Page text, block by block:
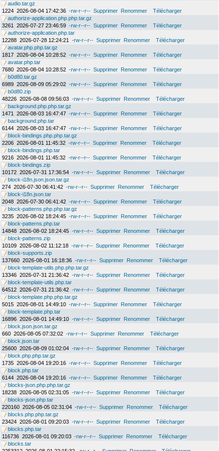
audio.tar.gz
1224 2026-08-04 17:42:36 -rw-r--r-- Supprimer Renommer
Télécharger
authorize-application.php.php.tar.gz
3261
2026-07-27 23:46:59 -rw-r--r-- Supprimer Renommer
Télécharger
authorize-application.php.tar
12288 2026-07-28 12:24:21 -rw-r--r-- Supprimer Renommer
Télécharger
avatar.php.php.tar.gz
1817 2026-08-04 10:28:52 -rw-r--r-- Supprimer Renommer
Télécharger
avatar.php.tar
7680 2026-08-04 10:28:52 -rw-r--r-- Supprimer Renommer
Télécharger
b0d80.tar.gz
6989 2026-08-09 05:29:02 -rw-r--r-- Supprimer Renommer
Télécharger
b0d80.zip
48226 2026-08-08 09:56:03 -rw-r--r-- Supprimer Renommer
Télécharger
background.php.php.tar.gz
1471
2026-08-03 16:47:47 -rw-r--r-- Supprimer Renommer
Télécharger
background.php.tar
6144 2026-08-03 16:47:47 -rw-r--r-- Supprimer Renommer
Télécharger
block-bindings.php.php.tar.gz
2206 2026-08-01 11:45:32 -rw-r--r-- Supprimer Renommer
Télécharger
block-bindings.php.tar
9216 2026-08-01 11:45:32 -rw-r--r-- Supprimer Renommer
Télécharger
block-bindings.zip
10172 2026-07-31 17:36:54 -rw-r--r-- Supprimer Renommer
Télécharger
block-i18n.json.json.tar.gz
274 2026-07-30 06:41:42 -rw-r--r-- Supprimer Renommer
Télécharger
block-i18n.json.tar
2048 2026-07-30 06:41:42 -rw-r--r-- Supprimer Renommer
Télécharger
block-patterns.php.php.tar.gz
3235 2026-08-02 18:24:45 -rw-r--r-- Supprimer Renommer
Télécharger
block-patterns.php.tar
14848 2026-08-02 18:24:45 -rw-r--r-- Supprimer Renommer
Télécharger
block-patterns.zip
10109 2026-08-02 11:12:18 -rw-r--r-- Supprimer Renommer
Télécharger
block-supports.zip
137660 2026-08-01 16:18:36 -rw-r--r-- Supprimer Renommer
Télécharger
block-template-utils.php.php.tar.gz
13346 2026-07-31 21:36:42 -rw-r--r-- Supprimer Renommer
Télécharger
block-template-utils.php.tar
64512 2026-07-31 21:36:42 -rw-r--r-- Supprimer Renommer
Télécharger
block-template.php.php.tar.gz
5015 2026-08-01 14:49:10 -rw-r--r-- Supprimer Renommer
Télécharger
block-template.php.tar
16896 2026-08-01 14:49:10 -rw-r--r-- Supprimer Renommer
Télécharger
block.json.json.tar.gz
660 2026-08-05 07:32:02 -rw-r--r-- Supprimer Renommer
Télécharger
block.json.tar
25600 2026-08-09 01:02:04 -rw-r--r-- Supprimer Renommer
Télécharger
block.php.php.tar.gz
1735 2026-08-04 19:20:16 -rw-r--r-- Supprimer Renommer
Télécharger
block.php.tar
6144 2026-08-04 19:20:16 -rw-r--r-- Supprimer Renommer
Télécharger
blocks-json.php.php.tar.gz
18238 2026-08-05 02:31:05 -rw-r--r-- Supprimer Renommer
Télécharger
blocks-json.php.tar
220160 2026-08-05 02:31:04 -rw-r--r-- Supprimer Renommer
Télécharger
blocks.php.php.tar.gz
23424 2026-08-01 09:20:03 -rw-r--r-- Supprimer Renommer
Télécharger
blocks.php.tar
116736 2026-08-01 09:20:03 -rw-r--r-- Supprimer Renommer
Télécharger
blocks.tar